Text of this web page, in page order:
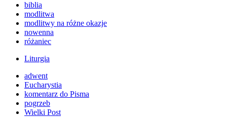
biblia
modlitwa
modlitwy na różne okazje
nowenna
różaniec
Liturgia
adwent
Eucharystia
komentarz do Pisma
pogrzeb
Wielki Post